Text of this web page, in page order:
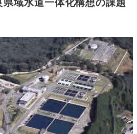
域水道一体化構想の課題